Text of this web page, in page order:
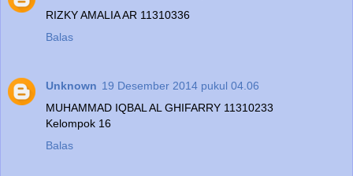
RIZKY AMALIA AR 11310336
Balas
Unknown 19 Desember 2014 pukul 04.06
MUHAMMAD IQBAL AL GHIFARRY 11310233
Kelompok 16
Balas